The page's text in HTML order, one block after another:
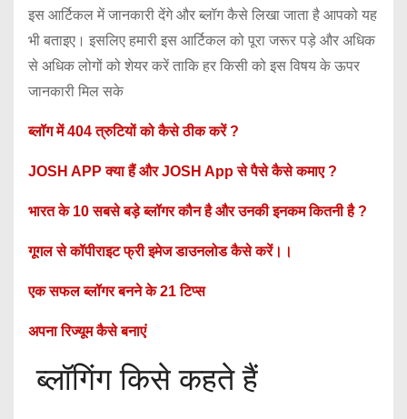
इस आर्टिकल में जानकारी देंगे और ब्लॉग कैसे लिखा जाता है आपको यह
भी बताइए। इसलिए हमारी इस आर्टिकल को पूरा जरूर पड़े और अधिक
से अधिक लोगों को शेयर करें ताकि हर किसी को इस विषय के ऊपर
जानकारी मिल सके
ब्लॉग में 404 त्रुटियों को कैसे ठीक करें ?
JOSH APP क्या हैं और JOSH App से पैसे कैसे कमाए ?
भारत के 10 सबसे बड़े ब्लॉगर कौन है और उनकी इनकम कितनी है ?
गूगल से कॉपीराइट फ्री इमेज डाउनलोड कैसे करें।।
एक सफल ब्लॉगर बनने के 21 टिप्स
अपना रिज्यूम कैसे बनाएं
ब्लॉगिंग किसे कहते हैं